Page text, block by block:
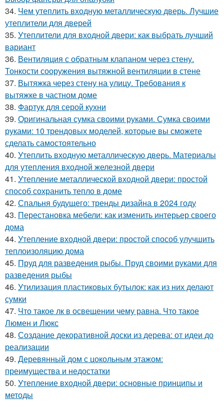
34. Чем утеплить входную металлическую дверь. Лучшие
утеплители для дверей
35. Утеплители для входной двери: как выбрать лучший
вариант
36. Вентиляция с обратным клапаном через стену.
Тонкости сооружения вытяжной вентиляции в стене
37. Вытяжка через стену на улицу. Требования к
вытяжке в частном доме
38. Фартук для серой кухни
39. Оригинальная сумка своими руками. Сумка своими
руками: 10 трендовых моделей, которые вы сможете
сделать самостоятельно
40. Утеплить входную металлическую дверь. Материалы
для утепления входной железной двери
41. Утепление металлической входной двери: простой
способ сохранить тепло в доме
42. Спальня будущего: тренды дизайна в 2024 году
43. Перестановка мебели: как изменить интерьер своего
дома
44. Утепление входной двери: простой способ улучшить
теплоизоляцию дома
45. Пруд для разведения рыбы. Пруд своими руками для
разведения рыбы
46. Утилизация пластиковых бутылок: как из них делают
сумки
47. Что такое лк в освещении чему равна. Что такое
Люмен и Люкс
48. Создание декоративной доски из дерева: от идеи до
реализации
49. Деревянный дом с цокольным этажом:
преимущества и недостатки
50. Утепление входной двери: основные принципы и
методы